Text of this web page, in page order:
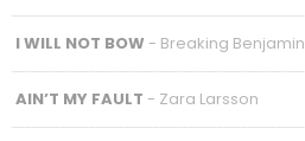
I WILL NOT BOW - Breaking Benjamin
AIN’T MY FAULT - Zara Larsson